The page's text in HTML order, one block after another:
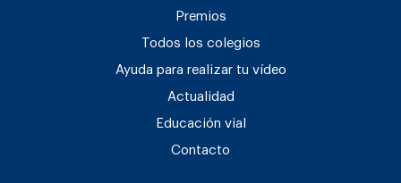
Premios
Todos los colegios
Ayuda para realizar tu vídeo
Actualidad
Educación vial
Contacto